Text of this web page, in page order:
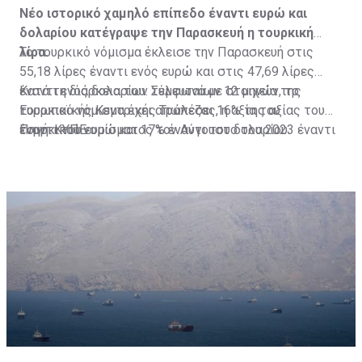
Νέο ιστορικό χαμηλό επίπεδο έναντι ευρώ και
δολαρίου κατέγραψε την Παρασκευή η τουρκική
λίρα.
Το τουρκικό νόμισμα έκλεισε την Παρασκευή στις
55,18 λίρες έναντι ενός ευρώ και στις 47,69 λίρες
έναντι ενός δολαρίου. Σύμφωνα με στοιχεία της
Ευρωπαϊκής Κεντρικής Τράπεζας, η αξία του
τουρκικού νομίσματος τον Αύγουστο του 2023 έναντι
Κατά τη διάρκεια των τελευταίων 12 μηνών, το
τουρκικό νόμισμα έχει απωλέσει 16% της αξίας του
έναντι του ευρώ και 17% έναντι του δολαρίου.
Πηγή: ΚΥΠΕ